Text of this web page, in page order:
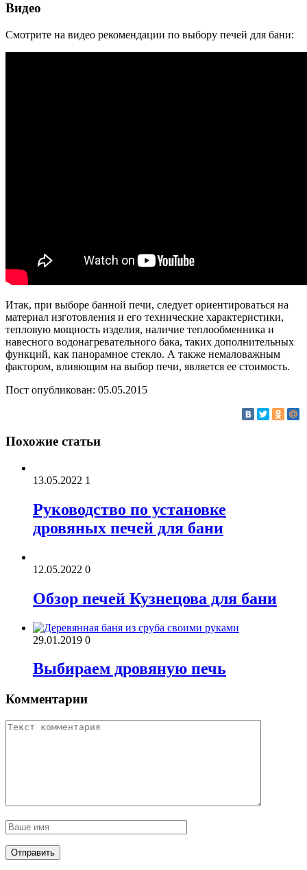
Видео
Смотрите на видео рекомендации по выбору печей для бани:
Итак, при выборе банной печи, следует ориентироваться на
материал изготовления и его технические характеристики,
тепловую мощность изделия, наличие теплообменника и
навесного водонагревательного бака, таких дополнительных
функций, как панорамное стекло. А также немаловажным
фактором, влияющим на выбор печи, является ее стоимость.
Пост опубликован: 05.05.2015
Похожие статьи
13.05.2022 1
Руководство по установке
дровяных печей для бани
12.05.2022 0
Обзор печей Кузнецова для бани
29.01.2019 0
Выбираем дровяную печь
Комментарии